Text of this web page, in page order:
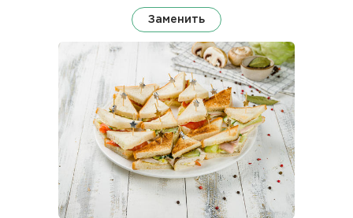
Заменить